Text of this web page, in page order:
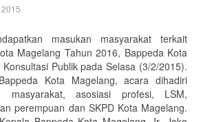
masukan masyarakat terkait
Magelang Tahun 2016, Bappeda Kota
Publik pada Selasa (3/2/2015).
Kota Magelang, acara dihadiri
masyarakat, asosiasi profesi, LSM,
perempuan dan SKPD Kota Magelang.